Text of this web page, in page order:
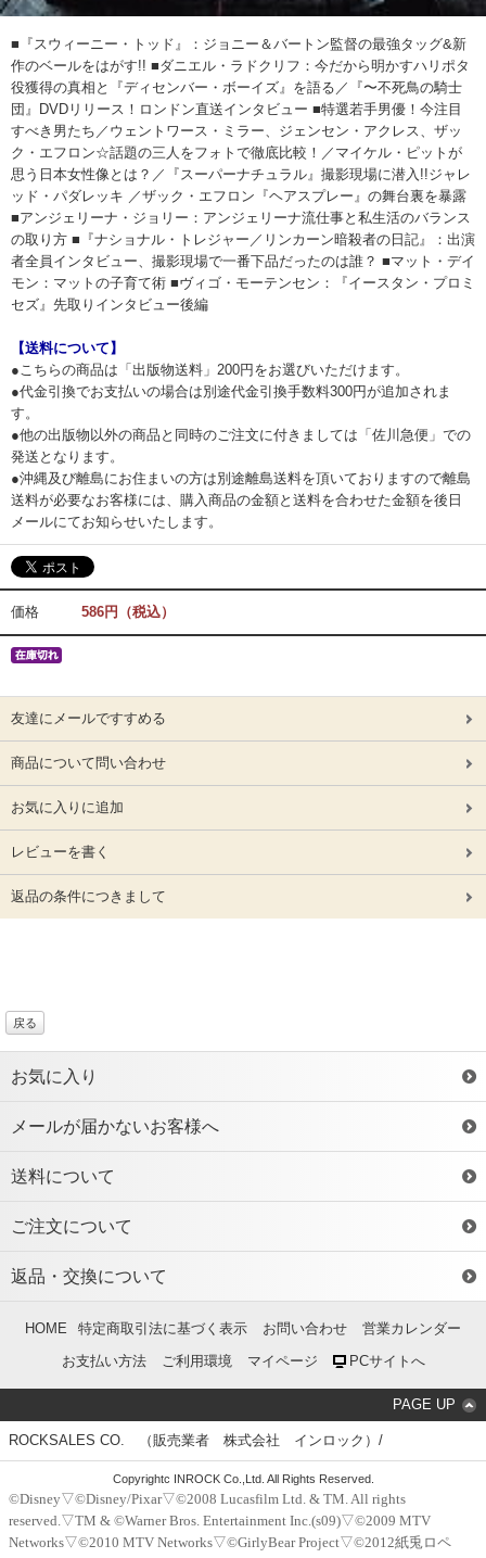
■『スウィーニー・トッド』：ジョニー＆バートン監督の最強タッグ&新
作のベールをはがす!! ■ダニエル・ラドクリフ：今だから明かすハリポタ
役獲得の真相と『ディセンバー・ボーイズ』を語る／『〜不死鳥の騎士
団』DVDリリース！ロンドン直送インタビュー ■特選若手男優！今注目
すべき男たち／ウェントワース・ミラー、ジェンセン・アクレス、ザッ
ク・エフロン☆話題の三人をフォトで徹底比較！／マイケル・ピットが
思う日本女性像とは？／『スーパーナチュラル』撮影現場に潜入!!ジャレ
ッド・パダレッキ ／ザック・エフロン『ヘアスプレー』の舞台裏を暴露
■アンジェリーナ・ジョリー：アンジェリーナ流仕事と私生活のバランス
の取り方 ■『ナショナル・トレジャー／リンカーン暗殺者の日記』：出演
者全員インタビュー、撮影現場で一番下品だったのは誰？ ■マット・デイ
モン：マットの子育て術 ■ヴィゴ・モーテンセン：『イースタン・プロミ
セズ』先取りインタビュー後編
【送料について】
●こちらの商品は「出版物送料」200円をお選びいただけます。
●代金引換でお支払いの場合は別途代金引換手数料300円が追加されま
す。
●他の出版物以外の商品と同時のご注文に付きましては「佐川急便」での
発送となります。
●沖縄及び離島にお住まいの方は別途離島送料を頂いておりますので離島
送料が必要なお客様には、購入商品の金額と送料を合わせた金額を後日
メールにてお知らせいたします。
価格 586円（税込）
友達にメールですすめる
商品について問い合わせ
お気に入りに追加
レビューを書く
返品の条件につきまして
戻る
お気に入り
メールが届かないお客様へ
送料について
ご注文について
返品・交換について
HOME 特定商取引法に基づく表示 お問い合わせ
営業カレンダー
お支払い方法
ご利用環境 マイページ PCサイトへ
PAGE UP
ROCKSALES CO. （販売業者 株式会社 インロック）/
Copyrightc INROCK Co.,Ltd. All Rights Reserved.
©Disney▽©Disney/Pixar▽©2008 Lucasfilm Ltd. & TM. All rights
reserved.▽TM & ©Warner Bros. Entertainment Inc.(s09)▽©2009 MTV
Networks▽©2010 MTV Networks▽©GirlyBear Project▽©2012紙兎ロペ